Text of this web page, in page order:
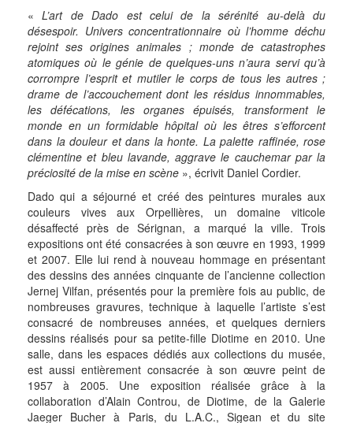
«L’art de Dado est celui de la sérénité au-delà du
désespoir. Univers concentrationnaire où l’homme déchu
rejoint ses origines animales ; monde de catastrophes
atomiques où le génie de quelques-uns n’aura servi qu’à
corrompre l’esprit et mutiler le corps de tous les autres ;
drame de l’accouchement dont les résidus innommables,
les défécations, les organes épuisés, transforment le
monde en un formidable hôpital où les êtres s’efforcent
dans la douleur et dans la honte. La palette raffinée, rose
clémentine et bleu lavande, aggrave le cauchemar par la
préciosité de la mise en scène », écrivit Daniel Cordier.
Dado qui a séjourné et créé des peintures murales aux
couleurs vives aux Orpellières, un domaine viticole
désaffecté près de Sérignan, a marqué la ville. Trois
expositions ont été consacrées à son œuvre en 1993, 1999
et 2007. Elle lui rend à nouveau hommage en présentant
des dessins des années cinquante de l’ancienne collection
Jernej Vilfan, présentés pour la première fois au public, de
nombreuses gravures, technique à laquelle l’artiste s’est
consacré de nombreuses années, et quelques derniers
dessins réalisés pour sa petite-fille Diotime en 2010. Une
salle, dans les espaces dédiés aux collections du musée,
est aussi entièrement consacrée à son œuvre peint de
1957 à 2005. Une exposition réalisée grâce à la
collaboration d’Alain Controu, de Diotime, de la Galerie
Jaeger Bucher à Paris, du L.A.C., Sigean et du site